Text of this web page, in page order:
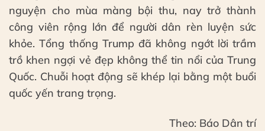
nguyện cho mùa màng bội thu, nay trở thành
công viên rộng lớn để người dân rèn luyện sức
khỏe. Tổng thống Trump đã không ngớt lời trầm
trồ khen ngợi vẻ đẹp không thể tin nổi của Trung
Quốc. Chuỗi hoạt động sẽ khép lại bằng một buổi
quốc yến trang trọng.
Theo: Báo Dân trí